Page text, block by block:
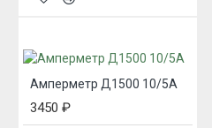
Амперметр Д1500 10/5А
3450 ₽